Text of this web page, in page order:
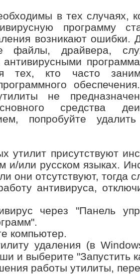
в тех случаях,
программу
возникают ошибки.
файлы, драйвера,
антивирусными
тех, кто часто
не
средства
попробуйте
утилит присутствуют
и/или русском языках.
они отсутствуют, тогда
антивируса,
через "Панель
компьютер.
удаления (в
и выберите "Запустить
работы утилиты,